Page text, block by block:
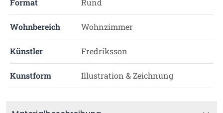
Format Rund
Wohnbereich Wohnzimmer
Künstler Fredriksson
Kunstform Illustration & Zeichnung